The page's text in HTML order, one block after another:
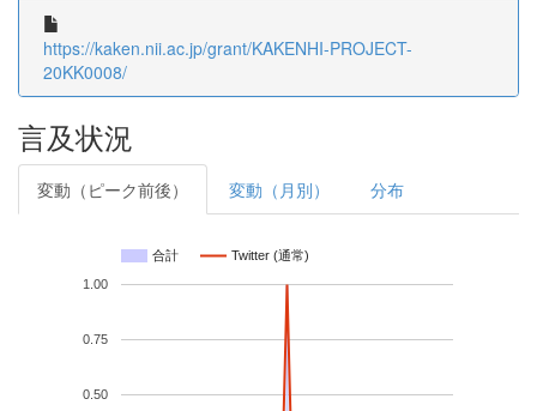
https://kaken.nii.ac.jp/grant/KAKENHI-PROJECT-
20KK0008/
言及状況
変動（ピーク前後） 変動（月別） 分布
合計 Twitter (通常)
0.50
0.75
1.00